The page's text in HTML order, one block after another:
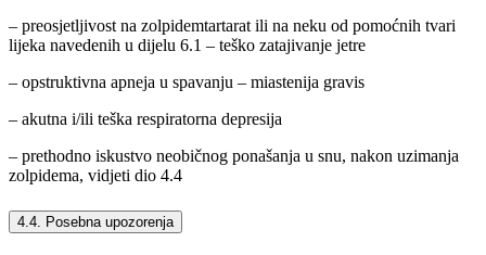
– preosjetljivost na zolpidemtartarat ili na neku od pomoćnih tvari
lijeka navedenih u dijelu 6.1 – teško zatajivanje jetre
– opstruktivna apneja u spavanju – miastenija gravis
– akutna i/ili teška respiratorna depresija
– prethodno iskustvo neobičnog ponašanja u snu, nakon uzimanja
zolpidema, vidjeti dio 4.4
4.4. Posebna upozorenja